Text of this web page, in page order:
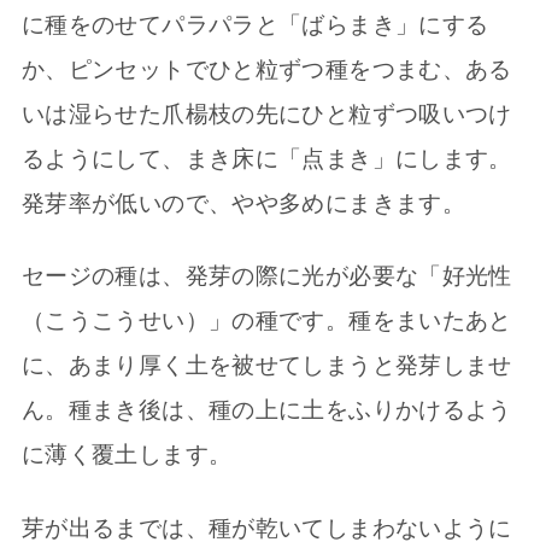
に種をのせてパラパラと「ばらまき」にする
か、ピンセットでひと粒ずつ種をつまむ、ある
いは湿らせた爪楊枝の先にひと粒ずつ吸いつけ
るようにして、まき床に「点まき」にします。
発芽率が低いので、やや多めにまきます。
セージの種は、発芽の際に光が必要な「好光性
（こうこうせい）」の種です。種をまいたあと
に、あまり厚く土を被せてしまうと発芽しませ
ん。種まき後は、種の上に土をふりかけるよう
に薄く覆土します。
芽が出るまでは、種が乾いてしまわないように